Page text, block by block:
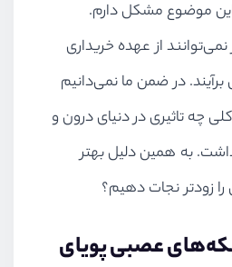
موضوع مشکل دارم.
از عهده خریداری
برآیند. در ضمن ما نمی‌دانیم
چه تاثیری در دنیای درون و
به همین دلیل بهتر
زودتر نجات دهیم؟
عصبی پویای